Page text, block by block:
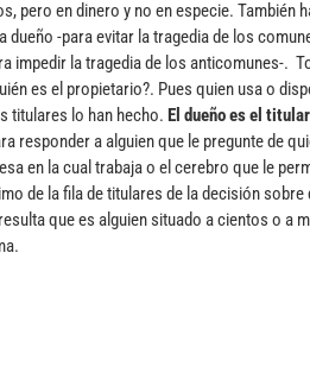
pero en dinero y no en especie. También
-para evitar la tragedia de los
impedir la tragedia de los anticomunes-.
es el propietario?. Pues quien usa o
titulares lo han hecho. El dueño es el
responder a alguien que le pregunte de
en la cual trabaja o el cerebro que le
de la fila de titulares de la decisión sobre
que es alguien situado a cientos o a